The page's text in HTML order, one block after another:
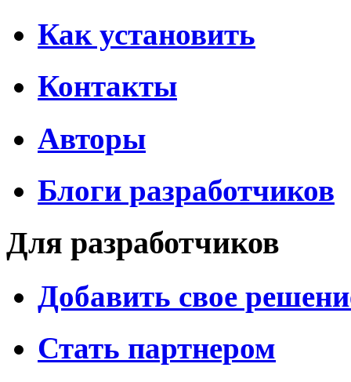
Как установить
Контакты
Авторы
Блоги разработчиков
Для разработчиков
Добавить свое
Стать партнером